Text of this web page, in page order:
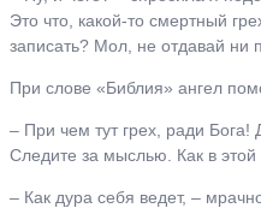
Это что, какой-то смертный
записать? Мол, не отдавай ни
При слове «Библия» ангел
– При чем тут грех, ради Бога!
Следите за мыслью. Как в
– Как дура себя ведет, –